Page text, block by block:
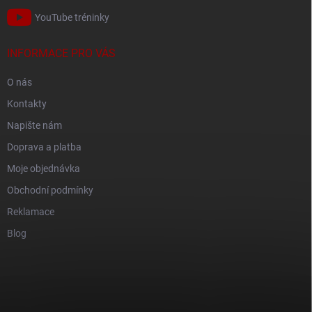
YouTube tréninky
INFORMACE PRO VÁS
O nás
Kontakty
Napište nám
Doprava a platba
Moje objednávka
Obchodní podmínky
Reklamace
Blog